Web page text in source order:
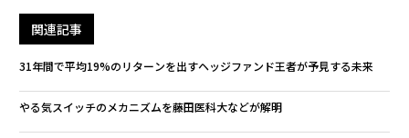
関連記事
31年間で平均19%のリターンを出すヘッジファンド王者が予見する未来
やる気スイッチのメカニズムを藤田医科大などが解明